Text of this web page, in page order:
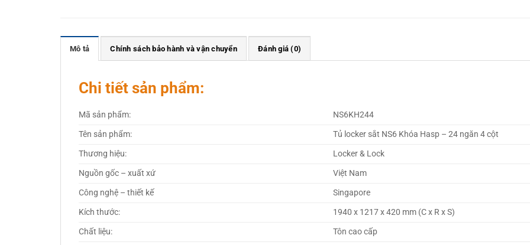
Mô tả Chính sách bảo hành và vận chuyển Đánh giá (0)
Chi tiết sản phẩm:
Mã sản phẩm:
NS6KH244
Tên sản phẩm:
Tủ locker sắt NS6 Khóa Hasp – 24 ngăn 4 cột
Thương hiệu:
Locker & Lock
Nguồn gốc – xuất xứ
Việt Nam
Công nghệ – thiết kế
Singapore
Kích thước:
1940 x 1217 x 420 mm (C x R x S)
Chất liệu:
Tôn cao cấp